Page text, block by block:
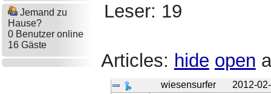
Jemand zu
Hause?
0 Benutzer online
16 Gäste
Leser: 19
Articles: hide open
wiesensurfer 2012-